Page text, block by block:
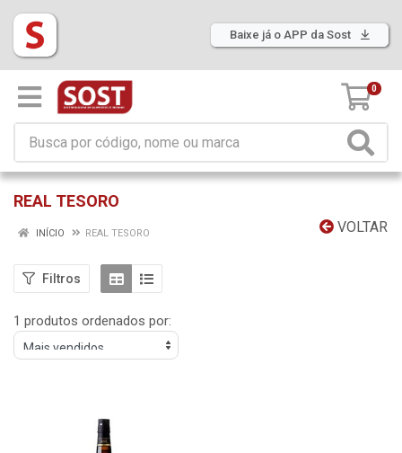
Baixe já o APP da Sost
0
REAL TESORO
VOLTAR
INÍCIO REAL TESORO
Filtros
1 produtos ordenados por: